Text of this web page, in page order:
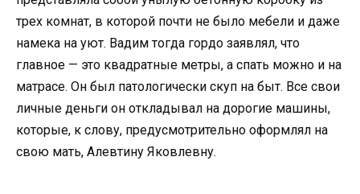
трех комнат, в которой почти не было мебели и даже
намека на уют. Вадим тогда гордо заявлял, что
главное — это квадратные метры, а спать можно и на
матрасе. Он был патологически скуп на быт. Все свои
личные деньги он откладывал на дорогие машины,
которые, к слову, предусмотрительно оформлял на
свою мать, Алевтину Яковлевну.